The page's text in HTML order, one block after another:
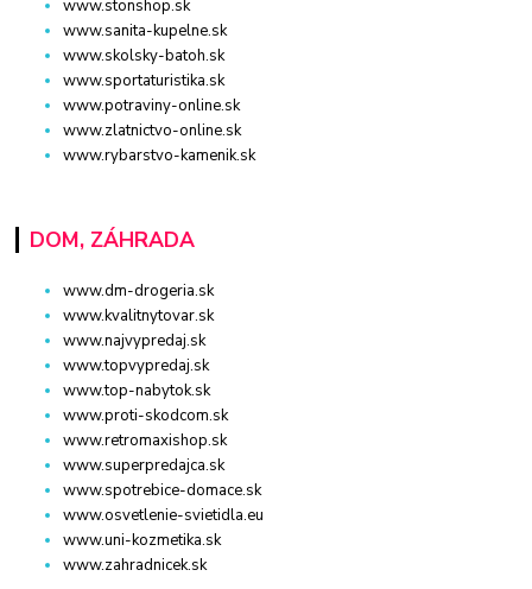
www.stonshop.sk
www.sanita-kupelne.sk
www.skolsky-batoh.sk
www.sportaturistika.sk
www.potraviny-online.sk
www.zlatnictvo-online.sk
www.rybarstvo-kamenik.sk
DOM, ZÁHRADA
www.dm-drogeria.sk
www.kvalitnytovar.sk
www.najvypredaj.sk
www.topvypredaj.sk
www.top-nabytok.sk
www.proti-skodcom.sk
www.retromaxishop.sk
www.superpredajca.sk
www.spotrebice-domace.sk
www.osvetlenie-svietidla.eu
www.uni-kozmetika.sk
www.zahradnicek.sk